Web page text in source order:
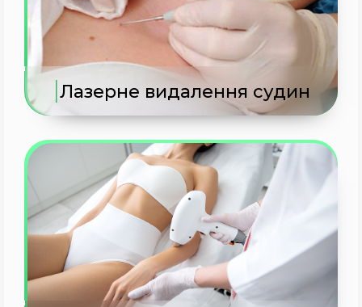
|Лазерне видалення судин